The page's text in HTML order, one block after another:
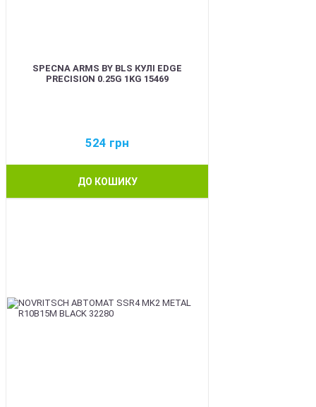
SPECNA ARMS BY BLS КУЛІ EDGE
PRECISION 0.25G 1KG 15469
524 грн
ДО КОШИКУ